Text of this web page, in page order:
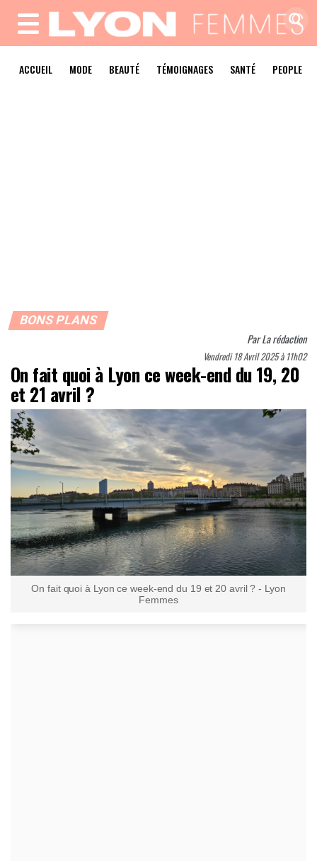
MENU
ACCUEIL MODE BEAUTÉ TÉMOIGNAGES SANTÉ PEOPLE
BONS PLANS
ParLa rédaction
Vendredi 18 Avril 2025 à 11h02
On fait quoi à Lyon ce week-end du 19, 20
et 21 avril ?
On fait quoi à Lyon ce week-end du 19 et 20 avril ? - Lyon
Femmes